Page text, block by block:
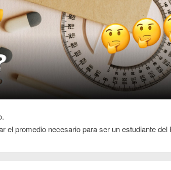
el promedio necesario para ser un estudiante